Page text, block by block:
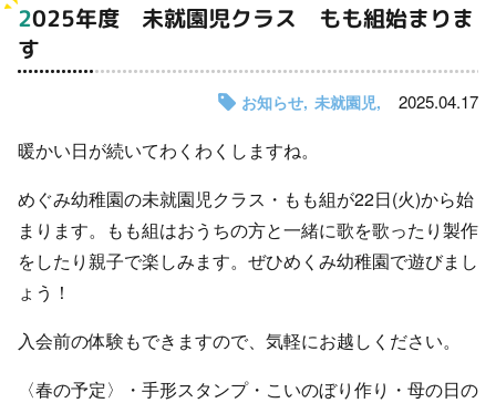
2025年度 未就園児クラス もも組始まりま
す
お知らせ 未就園児 2025.04.17
暖かい日が続いてわくわくしますね。
めぐみ幼稚園の未就園児クラス・もも組が22日(火)から始
まります。もも組はおうちの方と一緒に歌を歌ったり製作
をしたり親子で楽しみます。ぜひめくみ幼稚園で遊びまし
ょう！
入会前の体験もできますので、気軽にお越しください。
〈春の予定〉・手形スタンプ・こいのぼり作り・母の日の